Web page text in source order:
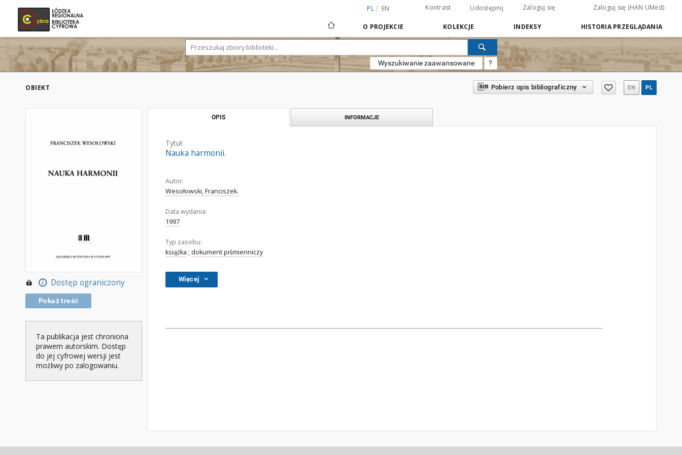
PL EN Kontrast Udostępnij Zaloguj się Zaloguj się (HAN UMed)
O PROJEKCIE KOLEKCJE INDEKSY HISTORIA PRZEGLĄDANIA
Wyszukiwanie zaawansowane ?
OBIEKT Pobierz opis bibliograficzny EN PL
Dostęp ograniczony
Pokaż treść
Ta publikacja jest chroniona
prawem autorskim. Dostęp
do jej cyfrowej wersji jest
możliwy po zalogowaniu.
OPIS INFORMACJE
Tytuł:
Nauka harmonii.
Autor:
Wesołowski, Franciszek.
Data wydania:
1997
Typ zasobu:
książka ; dokument piśmienniczy
Więcej